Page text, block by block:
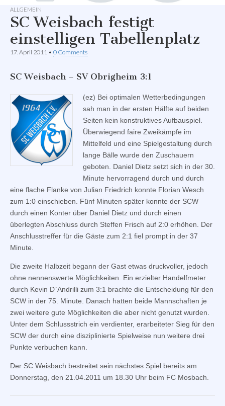
ALLGEMEIN
SC Weisbach festigt
einstelligen Tabellenplatz
17. April 2011 • 0 Comments
SC Weisbach – SV Obrigheim 3:1
(ez) Bei optimalen Wetterbedingungen
sah man in der ersten Hälfte auf beiden
Seiten kein konstruktives Aufbauspiel.
Überwiegend faire Zweikämpfe im
Mittelfeld und eine Spielgestaltung durch
lange Bälle wurde den Zuschauern
geboten. Daniel Dietz setzt sich in der 30.
Minute hervorragend durch und durch
eine flache Flanke von Julian Friedrich konnte Florian Wesch
zum 1:0 einschieben. Fünf Minuten später konnte der SCW
durch einen Konter über Daniel Dietz und durch einen
überlegten Abschluss durch Steffen Frisch auf 2:0 erhöhen. Der
Anschlusstreffer für die Gäste zum 2:1 fiel prompt in der 37
Minute.
Die zweite Halbzeit begann der Gast etwas druckvoller, jedoch
ohne nennenswerte Möglichkeiten. Ein erzielter Handelfmeter
durch Kevin D`Andrilli zum 3:1 brachte die Entscheidung für den
SCW in der 75. Minute. Danach hatten beide Mannschaften je
zwei weitere gute Möglichkeiten die aber nicht genutzt wurden.
Unter dem Schlussstrich ein verdienter, erarbeiteter Sieg für den
SCW der durch eine disziplinierte Spielweise nun weitere drei
Punkte verbuchen kann.
Der SC Weisbach bestreitet sein nächstes Spiel bereits am
Donnerstag, den 21.04.2011 um 18.30 Uhr beim FC Mosbach.